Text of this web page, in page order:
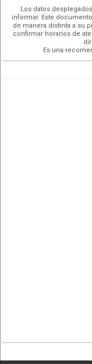
Los datos
informar. Este
de manera distinta a su
confirmar horarios de
Es una